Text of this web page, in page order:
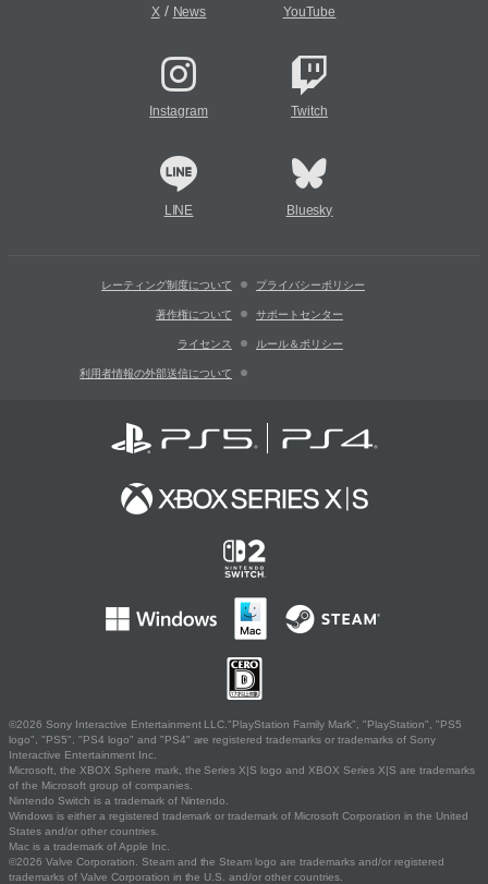
X/ News YouTube
Instagram Twitch
LINE Bluesky
レーティング制度について プライバシーポリシー
著作権について サポートセンター
ライセンス ルール＆ポリシー
利用者情報の外部送信について
©2026 Sony Interactive Entertainment LLC."PlayStation Family Mark", "PlayStation", "PS5
logo", "PS5", "PS4 logo" and "PS4" are registered trademarks or trademarks of Sony
Interactive Entertainment Inc.
Microsoft, the XBOX Sphere mark, the Series X|S logo and XBOX Series X|S are trademarks
of the Microsoft group of companies.
Nintendo Switch is a trademark of Nintendo.
Windows is either a registered trademark or trademark of Microsoft Corporation in the United
States and/or other countries.
Mac is a trademark of Apple Inc.
©2026 Valve Corporation. Steam and the Steam logo are trademarks and/or registered
trademarks of Valve Corporation in the U.S. and/or other countries.